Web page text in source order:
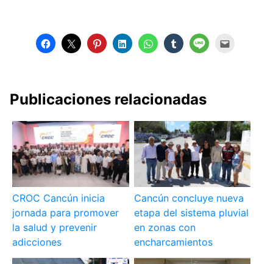
Publicaciones relacionadas
CROC Cancún inicia
jornada para promover
la salud y prevenir
adicciones
Cancún concluye nueva
etapa del sistema pluvial
en zonas con
encharcamientos